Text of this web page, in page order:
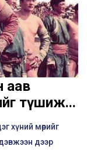
аав
түшиж...
хүний мөрийг
дээр